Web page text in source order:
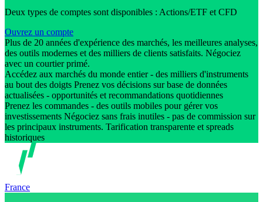
Deux types de comptes sont disponibles : Actions/ETF et CFD
Ouvrez un compte
Plus de 20 années d'expérience des marchés, les meilleures analyses,
des outils modernes et des milliers de clients satisfaits. Négociez
avec un courtier primé.
Accédez aux marchés du monde entier - des milliers d'instruments
au bout des doigts Prenez vos décisions sur base de données
actualisées - opportunités et recommandations quotidiennes
Prenez les commandes - des outils mobiles pour gérer vos
investissements Négociez sans frais inutiles - pas de commission sur
les principaux instruments. Tarification transparente et spreads
historiques
France